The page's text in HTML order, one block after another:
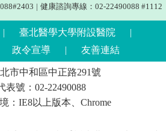
| 健康諮詢專線：02-22490088 #1112
| 臺北醫學大學附設醫院
|
政令宣導 | 友善連結
市中和區中正路291號
表號：02-22490088
：IE8以上版本、Chrome